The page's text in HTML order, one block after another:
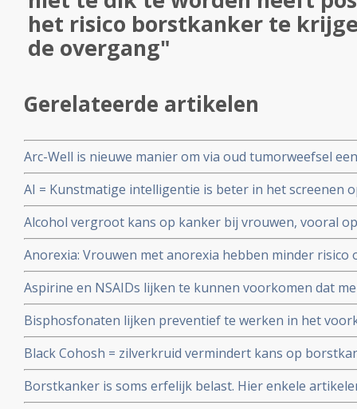
het risico borstkanker te
de overgang"
Gerelateerde artikelen
Arc-Well is nieuwe manier om via oud tumorweefsel
type DICS te maken en afwijkende genmutaties te
AI = Kunstmatige intelligentie is beter in het screenen
radiologen die de beelden bekijken, blijkt uit een
Alcohol vergroot kans op kanker bij vrouwen, vooral
en keelkanker en slokdarmkanker en leverkanker
bevolkingsonderzoek in Engeland onder meer dan 1
Anorexia: Vrouwen met anorexia hebben minder
in vergelijking met vrouwen zonder anorexia blijkt uit
bevolkingsonderzoeken.
Aspirine en NSAIDs lijken te kunnen voorkomen dat
borstkanker door erfelijke genetische afwijkingen
borstkanker krijgen.
Bisphosfonaten lijken preventief te werken in het
vrouwen na de overgang. Aldus drie retropostpectieve
2010
Black Cohosh = zilverkruid vermindert kans op
epidemologische studie gepubliceerd in International
Borstkanker is soms erfelijk belast. Hier enkele